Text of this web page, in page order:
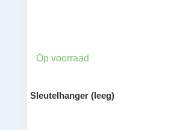
Op voorraad
Sleutelhanger (leeg)